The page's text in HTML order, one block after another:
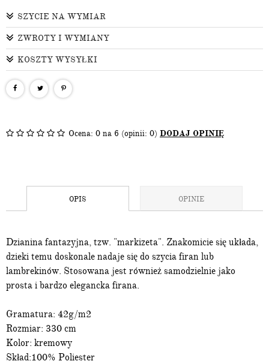
SZYCIE NA WYMIAR
ZWROTY I WYMIANY
KOSZTY WYSYŁKI
Ocena: 0 na 6 (opinii: 0) DODAJ OPINIĘ
OPIS OPINIE
Dzianina fantazyjna, tzw. "markizeta". Znakomicie się układa,
dzieki temu doskonale nadaje się do szycia firan lub
lambrekinów. Stosowana jest również samodzielnie jako
prosta i bardzo elegancka firana.
Gramatura: 42g/m2
Rozmiar: 330 cm
Kolor: kremowy
Skład:100% Poliester